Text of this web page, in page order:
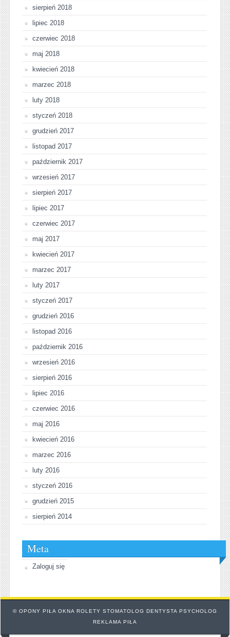
sierpień 2018
lipiec 2018
czerwiec 2018
maj 2018
kwiecień 2018
marzec 2018
luty 2018
styczeń 2018
grudzień 2017
listopad 2017
październik 2017
wrzesień 2017
sierpień 2017
lipiec 2017
czerwiec 2017
maj 2017
kwiecień 2017
marzec 2017
luty 2017
styczeń 2017
grudzień 2016
listopad 2016
październik 2016
wrzesień 2016
sierpień 2016
lipiec 2016
czerwiec 2016
maj 2016
kwiecień 2016
marzec 2016
luty 2016
styczeń 2016
grudzień 2015
sierpień 2014
Meta
Zaloguj się
© OPONY PIŁA OKNA ROLETY STOMATOLOG DENTYSTA PSYCHOLOG
REKLAMA PIŁA